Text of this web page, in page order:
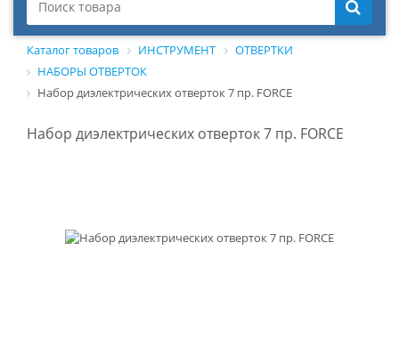
Каталог товаров ИНСТРУМЕНТ
ОТВЕРТКИ
НАБОРЫ ОТВЕРТОК
Набор диэлектрических отверток 7 пр. FORCE
Набор диэлектрических отверток 7 пр. FORCE